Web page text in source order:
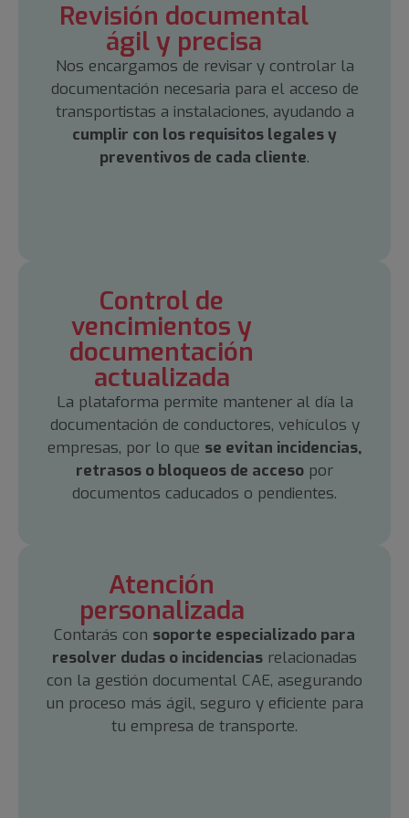
Revisión documental
ágil y precisa
Nos encargamos de revisar y controlar la
documentación necesaria para el acceso de
transportistas a instalaciones, ayudando a
cumplir con los requisitos legales y
preventivos de cada cliente.
Control de
vencimientos y
documentación
actualizada
La plataforma permite mantener al día la
documentación de conductores, vehículos y
empresas, por lo que se evitan incidencias,
retrasos o bloqueos de acceso por
documentos caducados o pendientes.
Atención
personalizada
Contarás con soporte especializado para
resolver dudas o incidencias relacionadas
con la gestión documental CAE, asegurando
un proceso más ágil, seguro y eficiente para
tu empresa de transporte.